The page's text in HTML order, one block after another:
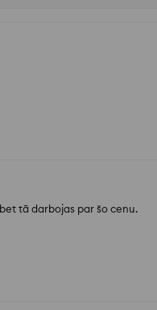
tā darbojas par šo cenu.